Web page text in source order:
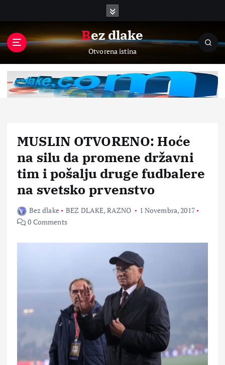
p
o
Bez dlake
Otvorena istina
MUSLIN OTVORENO: Hoće
na silu da promene državni
tim i pošalju druge fudbalere
na svetsko prvenstvo
Bez dlake BEZ DLAKE, RAZNO
1 Novembra, 2017
0 Comments